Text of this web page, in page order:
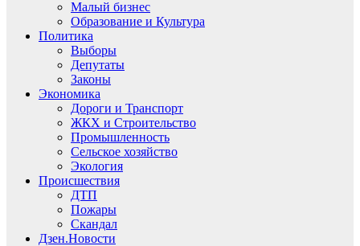
Малый бизнес
Образование и Культура
Политика
Выборы
Депутаты
Законы
Экономика
Дороги и Транспорт
ЖКХ и Строительство
Промышленность
Сельское хозяйство
Экология
Происшествия
ДТП
Пожары
Скандал
Дзен.Новости